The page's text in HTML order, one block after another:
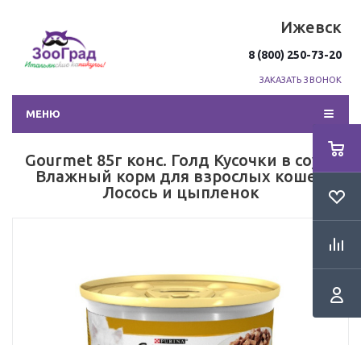
Ижевск
8 (800) 250-73-20
ЗАКАЗАТЬ ЗВОНОК
МЕНЮ
Gourmet 85г конс. Голд Кусочки в соусе
Влажный корм для взрослых кошек
Лосось и цыпленок